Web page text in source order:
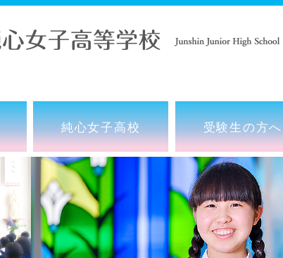
純心女子高校 受験生の方へ